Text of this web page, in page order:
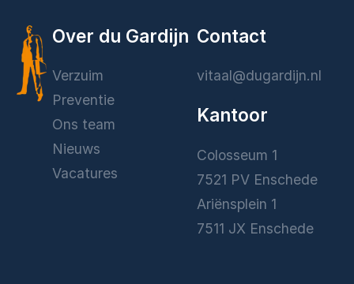
Over du Gardijn
Verzuim
Preventie
Ons team
Nieuws
Vacatures
Contact
vitaal@dugardijn.nl
Kantoor
Colosseum 1
7521 PV Enschede
Ariënsplein 1
7511 JX Enschede